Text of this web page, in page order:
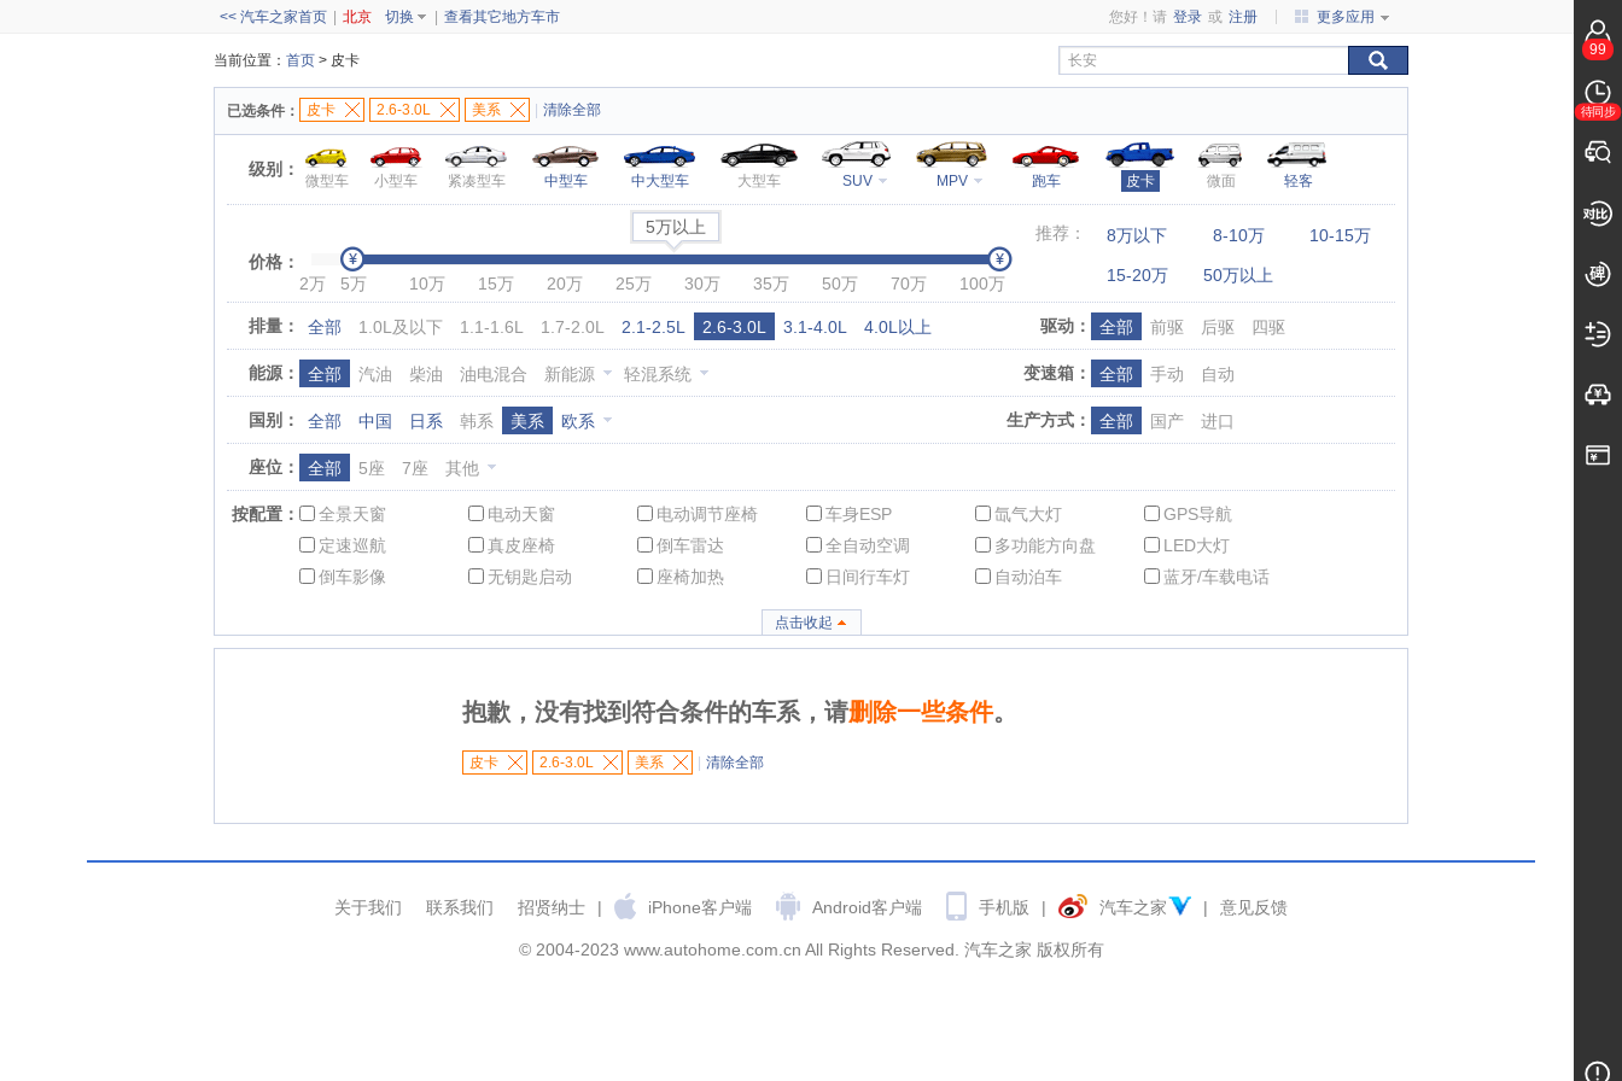
<< 汽车之家首页 北京 切换 查看其它地方车市 更多应用
您好！请 登录 或 注册
当前位置： 首页 > 皮卡
已选条件： 皮卡 2.6-3.0L 美系 清除全部
级别：
微型车 小型车 紧凑型车 中型车 中大型车 大型车 SUV MPV 跑车 皮卡 微面 轻客
价格：
5万以上
2万 5万 10万 15万 20万 25万 30万 35万 50万 70万 100万
推荐： 8万以下 8-10万 10-15万
15-20万 50万以上
排量： 全部 1.0L及以下 1.1-1.6L 1.7-2.0L 2.1-2.5L 2.6-3.0L 3.1-4.0L 4.0L以上 驱动： 全部 前驱 后驱 四驱
能源： 全部 汽油 柴油 油电混合 新能源 轻混系统 变速箱： 全部 手动 自动
国别： 全部 中国 日系 韩系 美系 欧系 生产方式： 全部 国产 进口
座位： 全部 5座 7座 其他
按配置： 全景天窗 电动天窗 电动调节座椅 车身ESP 氙气大灯
GPS导航
定速巡航
真皮座椅 倒车雷达 全自动空调 多功能方向盘
LED大灯
倒车影像
无钥匙启动 座椅加热 日间行车灯 自动泊车 蓝牙/车载电话
点击收起
抱歉，没有找到符合条件的车系，请删除一些条件。
皮卡 2.6-3.0L 美系 清除全部
关于我们 联系我们 招贤纳士 | iPhone客户端 Android客户端 手机版 | 汽车之家 | 意见反馈
© 2004-2023 www.autohome.com.cn All Rights Reserved. 汽车之家 版权所有
99
待同步